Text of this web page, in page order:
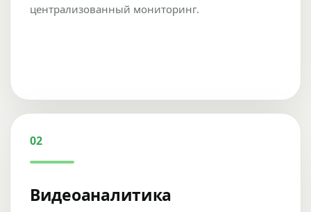
централизованный мониторинг.
02
Видеоаналитика